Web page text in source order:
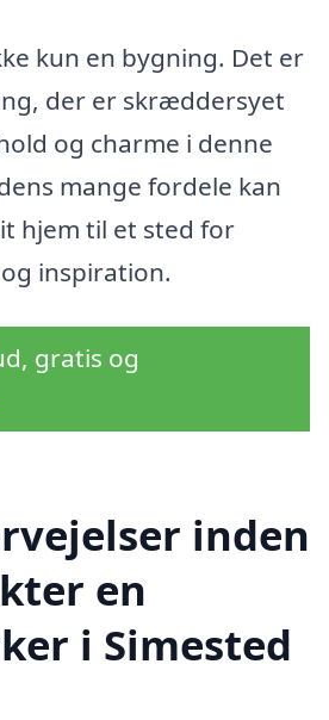
kun en bygning. Det er
der er skræddersyet
og charme i denne
mange fordele kan
hjem til et sted for
inspiration.
gratis og
inden
en
i Simested